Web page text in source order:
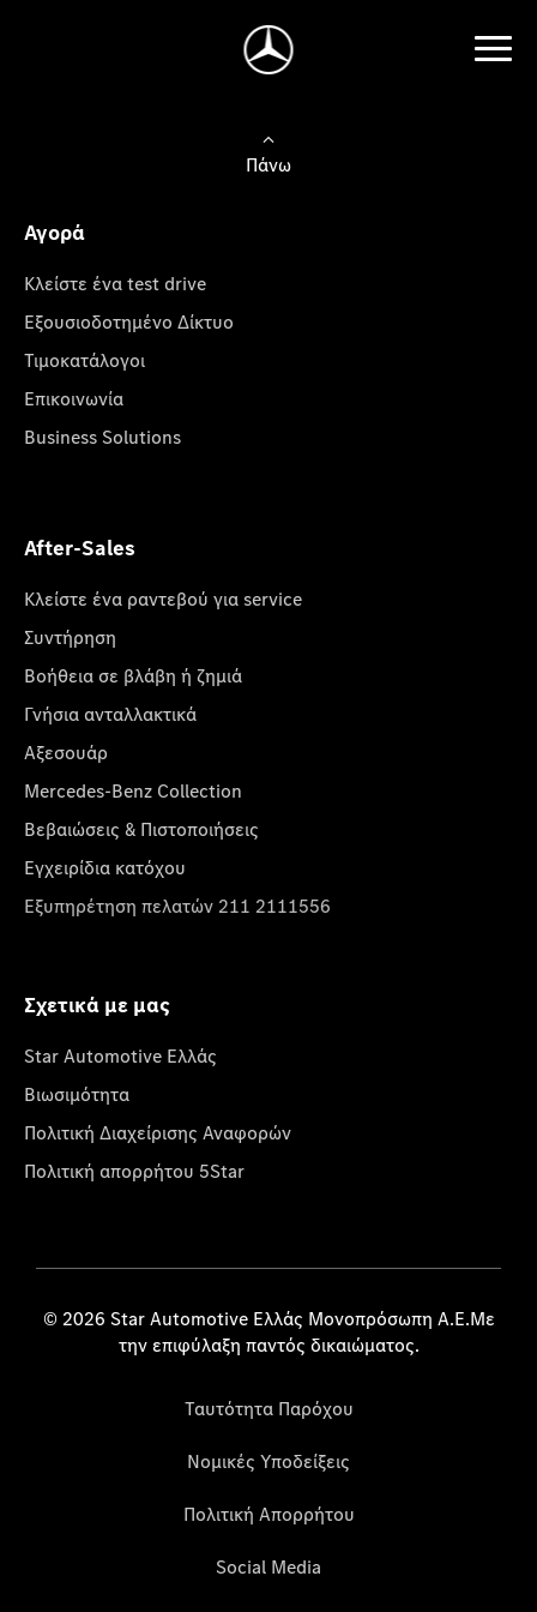
Πάνω
Αγορά
Κλείστε ένα test drive
Εξουσιοδοτημένο Δίκτυο
Τιμοκατάλογοι
Επικοινωνία
Business Solutions
After-Sales
Κλείστε ένα ραντεβού για service
Συντήρηση
Βοήθεια σε βλάβη ή ζημιά
Γνήσια ανταλλακτικά
Αξεσουάρ
Mercedes-Benz Collection
Βεβαιώσεις & Πιστοποιήσεις
Εγχειρίδια κατόχου
Εξυπηρέτηση πελατών 211 2111556
Σχετικά με μας
Star Automotive Ελλάς
Βιωσιμότητα
Πολιτική Διαχείρισης Αναφορών
Πολιτική απορρήτου 5Star
© 2026 Star Automotive Ελλάς Μονοπρόσωπη Α.Ε.Με
την επιφύλαξη παντός δικαιώματος.
Ταυτότητα Παρόχου
Νομικές Υποδείξεις
Πολιτική Απορρήτου
Social Media